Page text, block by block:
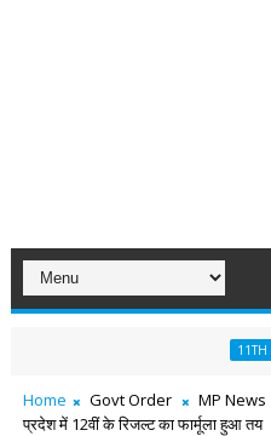
11TH ENGLISH
Home Govt Order MP News
प्रदेश में 12वीं के रिजल्ट का फार्मूला हुआ तय